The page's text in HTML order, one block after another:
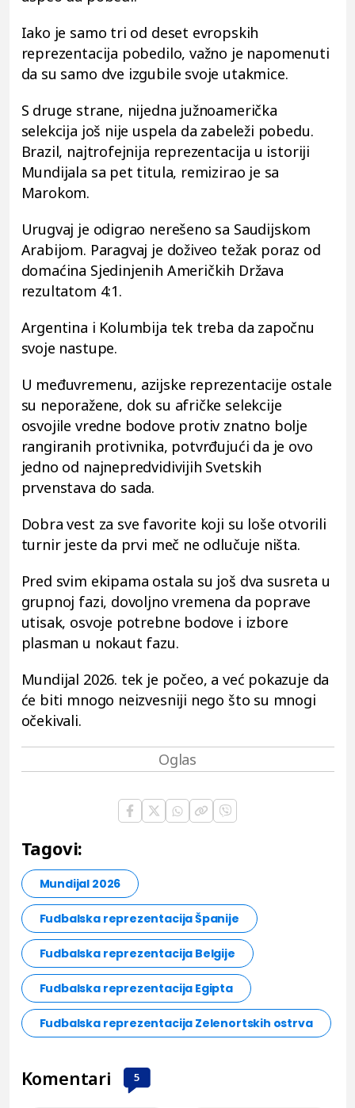
Iako je samo tri od deset evropskih
reprezentacija pobedilo, važno je napomenuti
da su samo dve izgubile svoje utakmice.
S druge strane, nijedna južnoamerička
selekcija još nije uspela da zabeleži pobedu.
Brazil, najtrofejnija reprezentacija u istoriji
Mundijala sa pet titula, remizirao je sa
Marokom.
Urugvaj je odigrao nerešeno sa Saudijskom
Arabijom. Paragvaj je doživeo težak poraz od
domaćina Sjedinjenih Američkih Država
rezultatom 4:1.
Argentina i Kolumbija tek treba da započnu
svoje nastupe.
U međuvremenu, azijske reprezentacije ostale
su neporažene, dok su afričke selekcije
osvojile vredne bodove protiv znatno bolje
rangiranih protivnika, potvrđujući da je ovo
jedno od najnepredvidivijih Svetskih
prvenstava do sada.
Dobra vest za sve favorite koji su loše otvorili
turnir jeste da prvi meč ne odlučuje ništa.
Pred svim ekipama ostala su još dva susreta u
grupnoj fazi, dovoljno vremena da poprave
utisak, osvoje potrebne bodove i izbore
plasman u nokaut fazu.
Mundijal 2026. tek je počeo, a već pokazuje da
će biti mnogo neizvesniji nego što su mnogi
očekivali.
Tagovi:
Mundijal 2026
Fudbalska reprezentacija Španije
Fudbalska reprezentacija Belgije
Fudbalska reprezentacija Egipta
Fudbalska reprezentacija Zelenortskih ostrva
Komentari 5